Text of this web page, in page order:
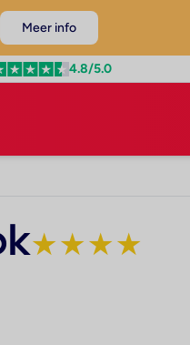
Meer info
4.8/5.0
★★★★